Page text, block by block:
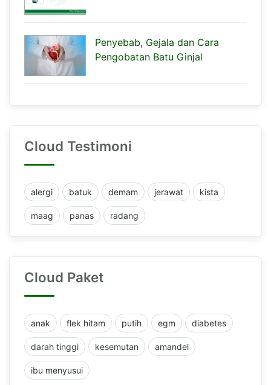
Penyebab, Gejala dan Cara
Pengobatan Batu Ginjal
Cloud Testimoni
alergi batuk demam jerawat kista
maag panas radang
Cloud Paket
anak flek hitam putih egm diabetes
darah tinggi kesemutan amandel
ibu menyusui